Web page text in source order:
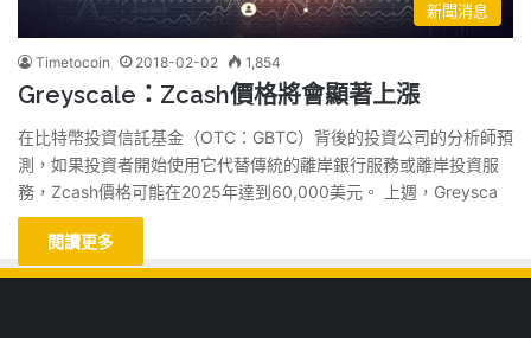
新聞消息
Timetocoin 2018-02-02 1,854
Greyscale：Zcash價格將會顯著上漲
在比特幣投資信託基金（OTC：GBTC）背後的投資公司的分析師預
測，如果投資者開始使用它代替傳統的離岸銀行服務或離岸投資服
務，Zcash價格可能在2025年達到60,000美元。 上週，Greysca
閱讀更多